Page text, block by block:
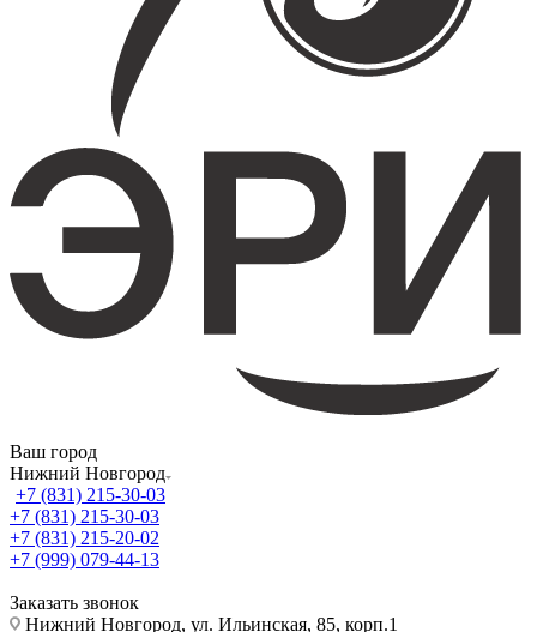
Ваш город
Нижний Новгород
+7 (831) 215-30-03
+7 (831) 215-30-03
+7 (831) 215-20-02
+7 (999) 079-44-13
Заказать звонок
Нижний Новгород, ул. Ильинская, 85, корп.1